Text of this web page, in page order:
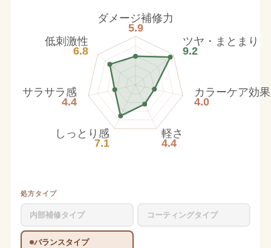
ダメージ補修力
5.9
ツヤ・まとまり
9.2
カラーケア効果
4.0
軽さ
4.4
しっとり感
7.1
サラサラ感
4.4
低刺激性
6.8
処方タイプ
内部補修タイプ コーティングタイプ
バランスタイプ